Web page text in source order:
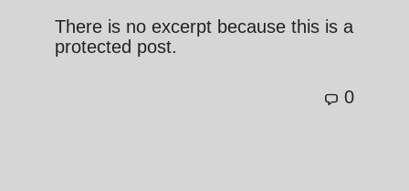
There is no excerpt because this is a
protected post.
0